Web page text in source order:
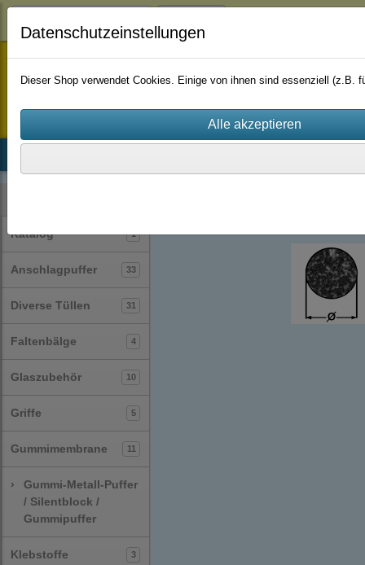
staufenbiel-berlin
Katalog 1
Anschlagpuffer 33
Diverse Tüllen 31
Faltenbälge 4
Glaszubehör 10
Griffe 5
Gummimembrane 11
›
Gummi-Metall-Puffer
/ Silentblock /
Gummipuffer
Klebstoffe 3
Datenschutzeinstellungen
Dieser Shop verwendet Cookies. Einige von ihnen sind essenziell (z.B.